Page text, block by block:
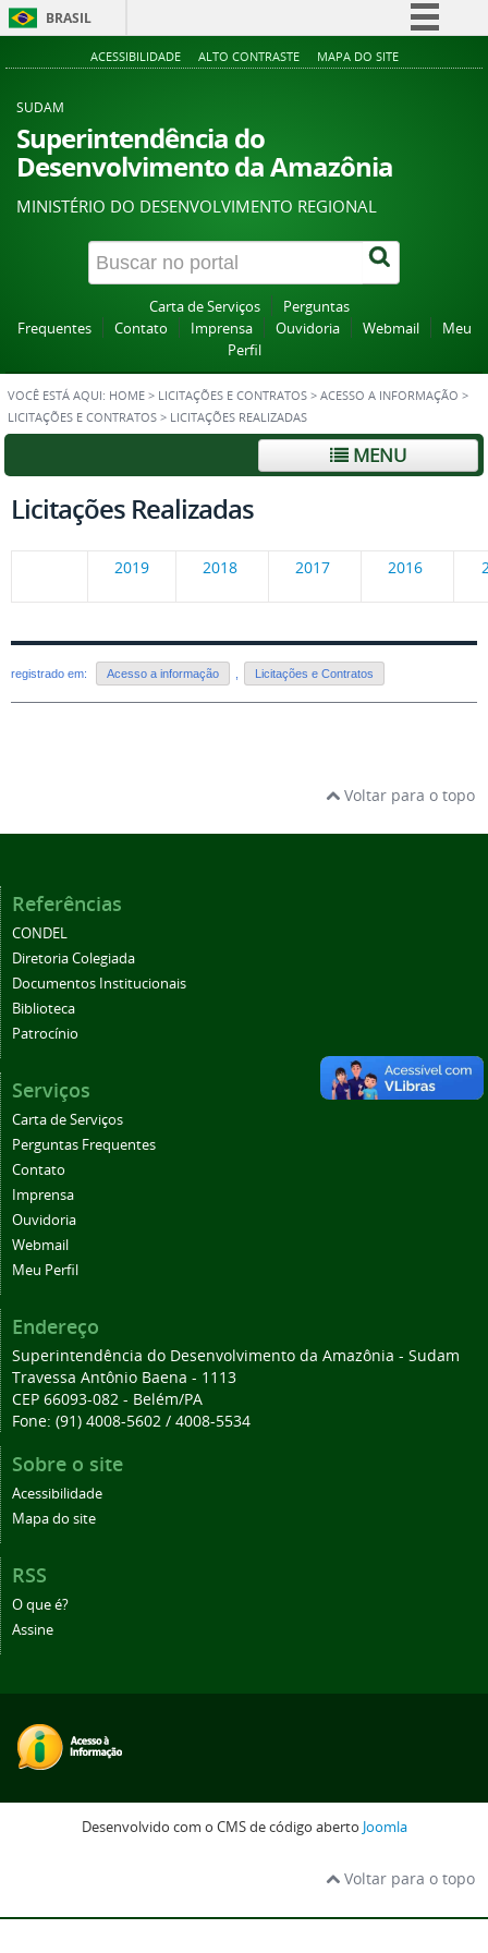
BRASIL
Simplifique!
Acesso à informação
ACESSIBILIDADE ALTO CONTRASTE MAPA DO SITE
SUDAM
Superintendência do
Desenvolvimento da Amazônia
MINISTÉRIO DO DESENVOLVIMENTO REGIONAL
Carta de Serviços
Perguntas
Frequentes
Contato Imprensa Ouvidoria Webmail
Meu
Perfil
VOCÊ ESTÁ AQUI: HOME > LICITAÇÕES E CONTRATOS > ACESSO A INFORMAÇÃO >
LICITAÇÕES E CONTRATOS > LICITAÇÕES REALIZADAS
MENU
Licitações Realizadas
2019 2018 2017 2016
registrado em: Acesso a informação Licitações e Contratos
Voltar para o topo
Referências
CONDEL
Diretoria Colegiada
Documentos Institucionais
Biblioteca
Patrocínio
Serviços
Carta de Serviços
Perguntas Frequentes
Contato
Imprensa
Ouvidoria
Webmail
Meu Perfil
Endereço
Superintendência do Desenvolvimento da Amazônia - Sudam
Travessa Antônio Baena - 1113
CEP 66093-082 - Belém/PA
Fone: (91) 4008-5602 / 4008-5534
Sobre o site
Acessibilidade
Mapa do site
RSS
O que é?
Assine
Desenvolvido com o CMS de código aberto Joomla
Voltar para o topo